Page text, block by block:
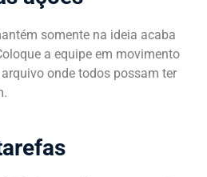
somente na ideia acaba
a equipe em movimento
onde todos possam ter